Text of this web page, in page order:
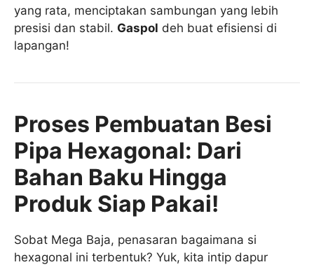
yang rata, menciptakan sambungan yang lebih
presisi dan stabil. Gaspol deh buat efisiensi di
lapangan!
Proses Pembuatan Besi
Pipa Hexagonal: Dari
Bahan Baku Hingga
Produk Siap Pakai!
Sobat Mega Baja, penasaran bagaimana si
hexagonal ini terbentuk? Yuk, kita intip dapur